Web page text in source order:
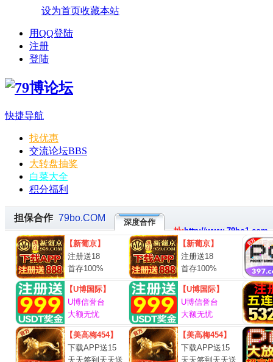
设为首页收藏本站
用QQ登陆
注册
登陆
快捷导航
找优惠
交流论坛BBS
大转盘抽奖
白菜大全
积分福利